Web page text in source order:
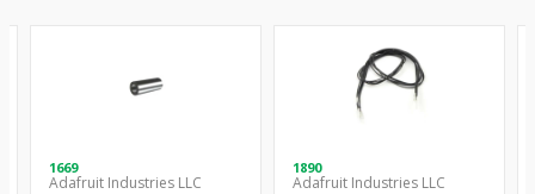
1669
Adafruit Industries LLC
1890
Adafruit Industries LLC